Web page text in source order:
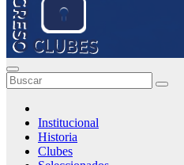
Institucional
Historia
Clubes